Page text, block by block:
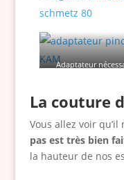
Adaptateur
La couture
Vous allez voir qu’il
pas est très bien
la hauteur de nos